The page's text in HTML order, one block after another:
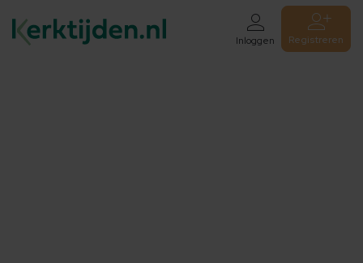
Inloggen Registreren